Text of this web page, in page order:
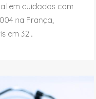
em cuidados com
na França,
em 32...